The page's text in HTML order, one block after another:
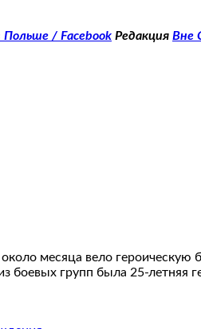
/ Facebook Редакция Вне
месяца вело героическую
групп была 25-летняя